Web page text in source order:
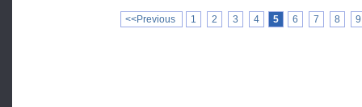
<<Previous 1 2 3 4 5 6 7 8 9